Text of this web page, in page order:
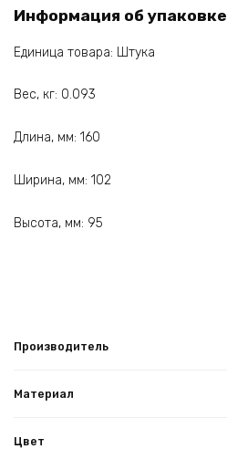
Информация об упаковке
Единица товара: Штука
Вес, кг: 0.093
Длина, мм: 160
Ширина, мм: 102
Высота, мм: 95
Производитель
Материал
Цвет